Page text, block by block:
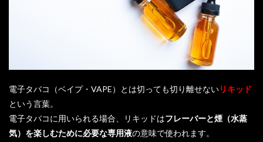
電子タバコ（ベイプ・VAPE）とは切っても切り離せないリキッド
という言葉。
電子タバコに用いられる場合、リキッドはフレーバーと煙（水蒸
気）を楽しむために必要な専用液の意味で使われます。